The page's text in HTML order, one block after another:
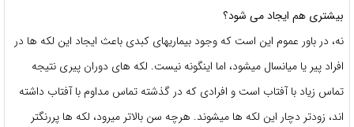
بیشتری هم ایجاد می شود؟
نه، در باور عموم این است که وجود بیماریهای کبدی باعث ایجاد این لکه ها در
افراد پیر یا میانسال میشود، اما اینگونه نیست. لکه های دوران پیری نتیجه
تماس زیاد با آفتاب است و افرادی که در گذشته تماس مداوم با آفتاب داشته
اند، زودتر دچار این لکه ها میشوند. هرچه سن بالاتر میرود، لکه ها پررنگتر